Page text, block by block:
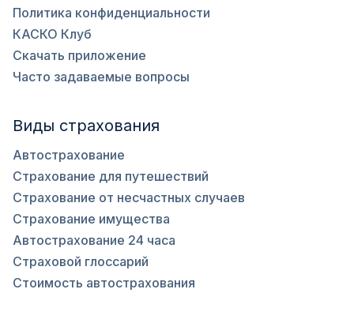
Политика конфиденциальности
КАСКО Клуб
Скачать приложение
Часто задаваемые вопросы
Виды страхования
Автострахование
Страхование для путешествий
Страхование от несчастных случаев
Страхование имущества
Автострахование 24 часа
Страховой глоссарий
Стоимость автострахования